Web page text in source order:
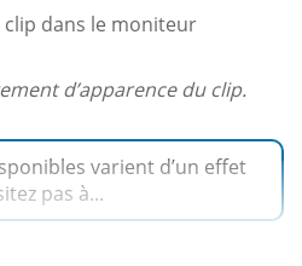
clip dans le moniteur
d’apparence du clip.
varient d’un effet
pas à...